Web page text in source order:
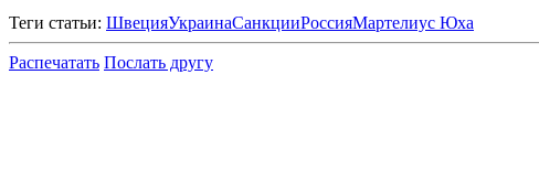
Теги статьи: ШвецияУкраинаСанкцииРоссияМартелиус Юха
Распечатать Послать другу